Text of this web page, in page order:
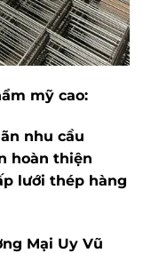
mỹ cao:
nhu cầu
hoàn thiện
lưới thép hàng
Mại Uy Vũ